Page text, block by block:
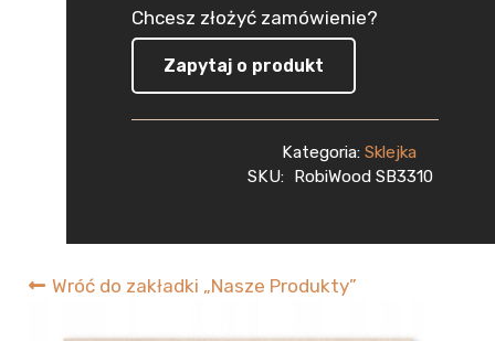
Wróć do zakładki „Nasze Produkty”
(300x300
pakiet
Chcesz złożyć zamówienie?
Zapytaj o produkt
Kategoria: Sklejka
SKU: RobiWood SB3310